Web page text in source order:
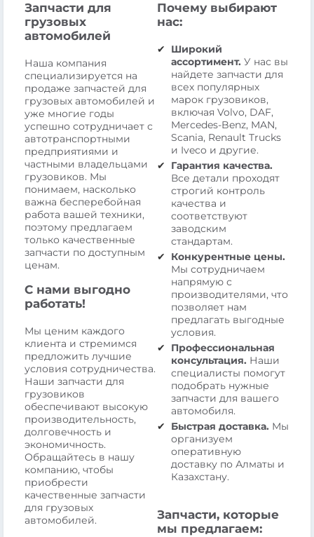
Запчасти для
грузовых
автомобилей
Наша компания
специализируется на
продаже запчастей для
грузовых автомобилей и
уже многие годы
успешно сотрудничает с
автотранспортными
предприятиями и
частными владельцами
грузовиков. Мы
понимаем, насколько
важна бесперебойная
работа вашей техники,
поэтому предлагаем
только качественные
запчасти по доступным
ценам.
С нами выгодно
работать!
Мы ценим каждого
клиента и стремимся
предложить лучшие
условия сотрудничества.
Наши запчасти для
грузовиков
обеспечивают высокую
производительность,
долговечность и
экономичность.
Обращайтесь в нашу
компанию, чтобы
приобрести
качественные запчасти
для грузовых
автомобилей.
Почему выбирают
нас:
Широкий
ассортимент. У нас вы
найдете запчасти для
всех популярных
марок грузовиков,
включая Volvo, DAF,
Mercedes-Benz, MAN,
Scania, Renault Trucks
и Iveco и другие.
Гарантия качества.
Все детали проходят
строгий контроль
качества и
соответствуют
заводским
стандартам.
Конкурентные цены.
Мы сотрудничаем
напрямую с
производителями, что
позволяет нам
предлагать выгодные
условия.
Профессиональная
консультация. Наши
специалисты помогут
подобрать нужные
запчасти для вашего
автомобиля.
Быстрая доставка. Мы
организуем
оперативную
доставку по Алматы и
Казахстану.
Запчасти, которые
мы предлагаем: